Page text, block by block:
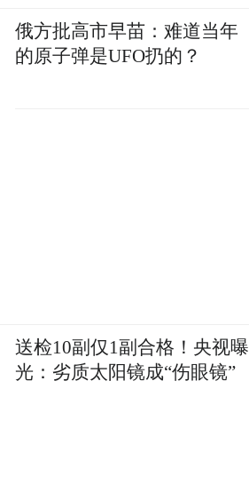
俄方批高市早苗：难道当年
的原子弹是UFO扔的？
送检10副仅1副合格！央视曝
光：劣质太阳镜成“伤眼镜”